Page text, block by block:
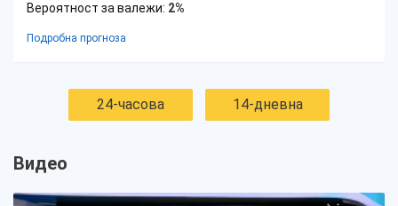
Вероятност за валежи: 2%
Подробна прогноза
24-часова 14-дневна
Видео